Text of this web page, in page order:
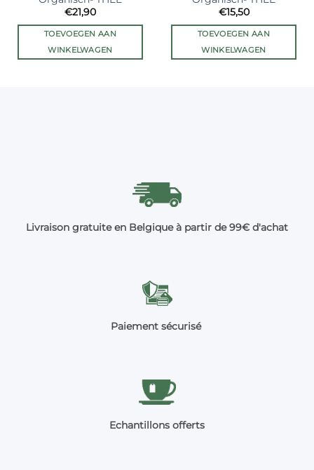
€21,90
TOEVOEGEN AAN
WINKELWAGEN
€15,50
TOEVOEGEN AAN
WINKELWAGEN
Livraison gratuite en Belgique à partir de 99€ d'achat
Paiement sécurisé
Echantillons offerts